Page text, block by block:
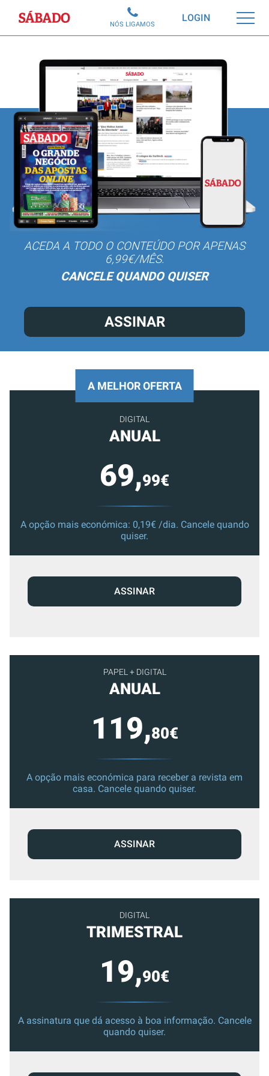
Sábado LOGIN
NÓS LIGAMOS
ACEDA A TODO O CONTEÚDO POR APENAS
6,99€/MÊS.
CANCELE QUANDO QUISER
ASSINAR
PAPEL + DIGITAL
ANUAL
119,80€
A opção mais económica para receber a revista em
casa. Cancele quando quiser.
ASSINAR
DIGITAL
TRIMESTRAL
19,90€
A assinatura que dá acesso à boa informação. Cancele
quando quiser.
A MELHOR OFERTA
DIGITAL
ANUAL
69,99€
A opção mais económica: 0,19€ /dia. Cancele quando
quiser.
ASSINAR